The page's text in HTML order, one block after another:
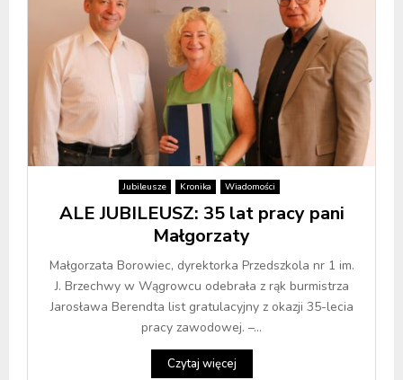
Jubileusze Kronika Wiadomości
ALE JUBILEUSZ: 35 lat pracy pani
Małgorzaty
Małgorzata Borowiec, dyrektorka Przedszkola nr 1 im.
J. Brzechwy w Wągrowcu odebrała z rąk burmistrza
Jarosława Berendta list gratulacyjny z okazji 35-lecia
pracy zawodowej. –...
Czytaj więcej